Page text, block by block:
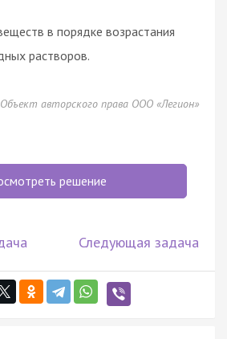
в порядке возрастания
растворов.
Объект авторского права ООО «Легион»
решение
Следующая задача